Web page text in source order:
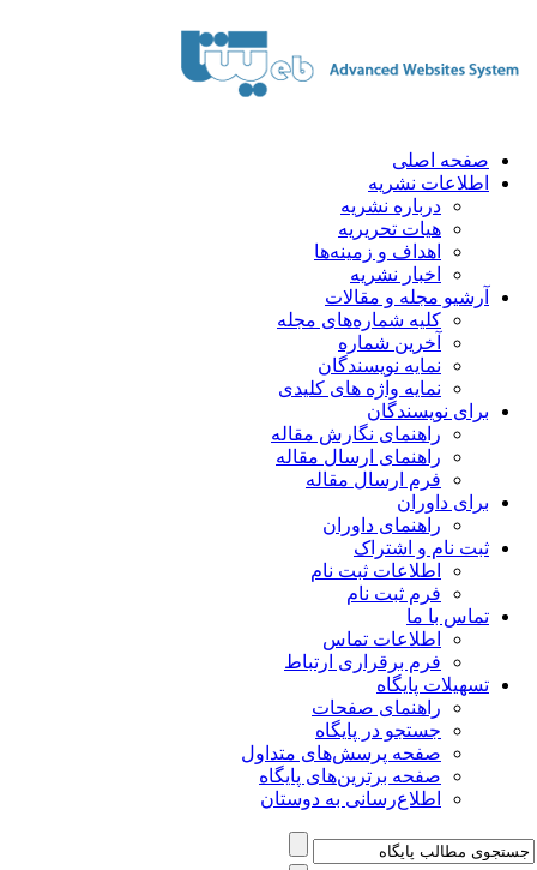
صفحه اصلی
اطلاعات نشریه
درباره نشریه
هیات تحریریه
اهداف و زمینه‌ها
اخبار نشریه
آرشیو مجله و مقالات
کلیه شماره‌های مجله
آخرین شماره
نمایه نویسندگان
نمایه واژه های کلیدی
برای نویسندگان
راهنمای نگارش مقاله
راهنمای ارسال مقاله
فرم ارسال مقاله
برای داوران
راهنمای داوران
ثبت نام و اشتراک
اطلاعات ثبت نام
فرم ثبت نام
تماس با ما
اطلاعات تماس
فرم برقراری ارتباط
تسهیلات پایگاه
راهنمای صفحات
جستجو در پایگاه
صفحه پرسش‌های متداول
صفحه برترین‌های پایگاه
اطلاع‌رسانی به دوستان